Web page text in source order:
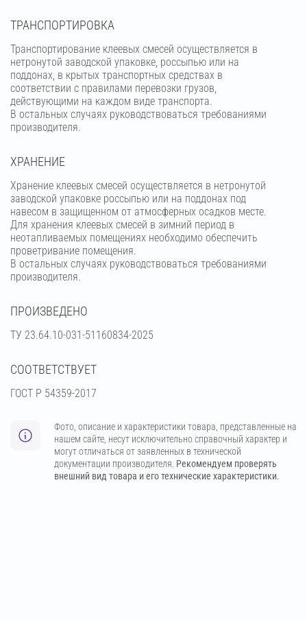
ТРАНСПОРТИРОВКА
Транспортирование клеевых смесей осуществляется в
нетронутой заводской упаковке, россыпью или на
поддонах, в крытых транспортных средствах в
соответствии с правилами перевозки грузов,
действующими на каждом виде транспорта.
В остальных случаях руководствоваться требованиями
производителя.
ХРАНЕНИЕ
Хранение клеевых смесей осуществляется в нетронутой
заводской упаковке россыпью или на поддонах под
навесом в защищенном от атмосферных осадков месте.
Для хранения клеевых смесей в зимний период в
неотапливаемых помещениях необходимо обеспечить
проветривание помещения.
В остальных случаях руководствоваться требованиями
производителя.
ПРОИЗВЕДЕНО
ТУ 23.64.10-031-51160834-2025
СООТВЕТСТВУЕТ
ГОСТ Р 54359-2017
Фото, описание и характеристики товара, представленные на
нашем сайте, несут исключительно справочный характер и
могут отличаться от заявленных в технической
документации производителя. Рекомендуем проверять
внешний вид товара и его технические характеристики.